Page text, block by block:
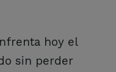
hoy el
sin perder